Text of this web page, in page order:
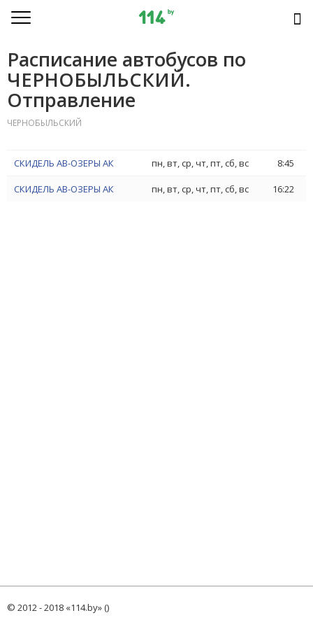
Расписание автобусов по
ЧЕРНОБЫЛЬСКИЙ.
Отправление
ЧЕРНОБЫЛЬСКИЙ
СКИДЕЛЬ АВ-ОЗЕРЫ АК пн, вт, ср, чт, пт, сб, вс 8:45
СКИДЕЛЬ АВ-ОЗЕРЫ АК пн, вт, ср, чт, пт, сб, вс 16:22
© 2012 - 2018 «114.by» ()